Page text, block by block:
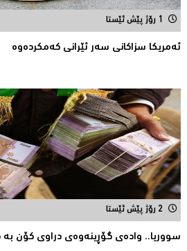
1 رۆژ پێش ئێستا
ئه‌مریكا سزاكانی سه‌ر ئێرانی كه‌مكرده‌وه‌
2 رۆژ پێش ئێستا
سووریا.. واده‌ی گۆڕینه‌وه‌ی دراوی كۆن به‌